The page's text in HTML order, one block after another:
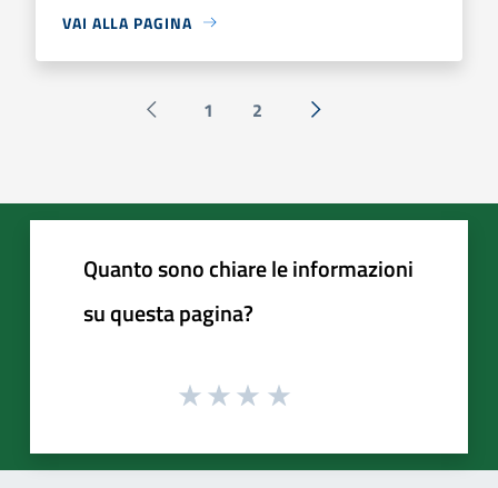
VAI ALLA PAGINA
Pagina precedente
1 2 Successiva »
Quanto sono chiare le informazioni
su questa pagina?